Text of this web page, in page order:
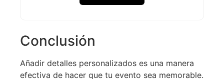
Conclusión
Añadir detalles personalizados es una manera
efectiva de hacer que tu evento sea memorable.